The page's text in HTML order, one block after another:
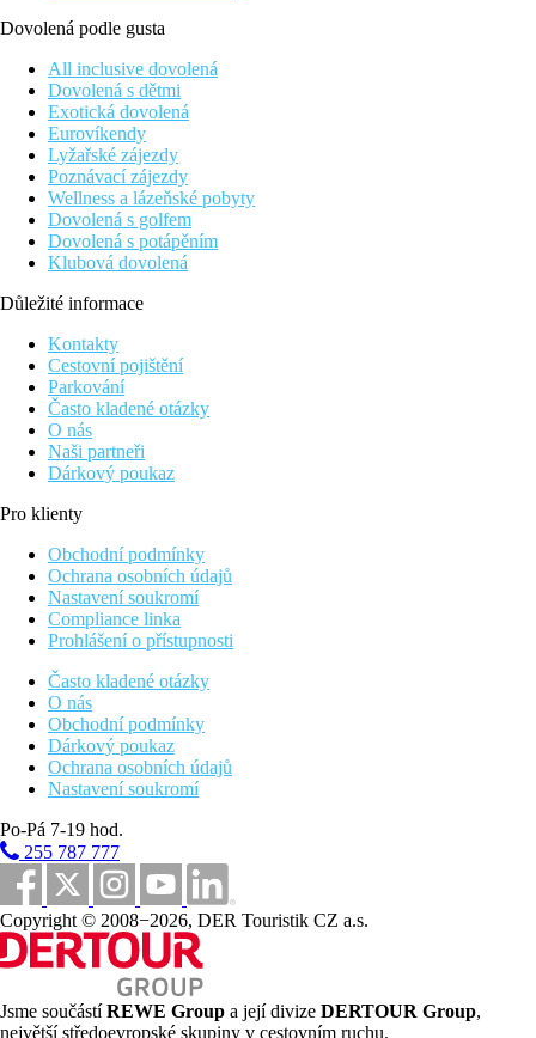
Dovolená podle gusta
All inclusive dovolená
Dovolená s dětmi
Exotická dovolená
Eurovíkendy
Lyžařské zájezdy
Poznávací zájezdy
Wellness a lázeňské pobyty
Dovolená s golfem
Dovolená s potápěním
Klubová dovolená
Důležité informace
Kontakty
Cestovní pojištění
Parkování
Často kladené otázky
O nás
Naši partneři
Dárkový poukaz
Pro klienty
Obchodní podmínky
Ochrana osobních údajů
Nastavení soukromí
Compliance linka
Prohlášení o přístupnosti
Často kladené otázky
O nás
Obchodní podmínky
Dárkový poukaz
Ochrana osobních údajů
Nastavení soukromí
Po-Pá 7-19 hod.
255 787 777
Copyright © 2008−2026, DER Touristik CZ a.s.
Jsme součástíREWE Group a její divize DERTOUR Group,
největší středoevropské skupiny v cestovním ruchu.